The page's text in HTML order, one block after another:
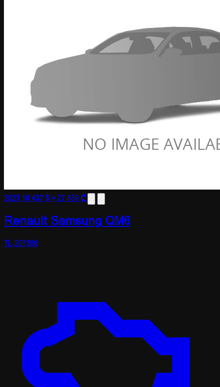
2023 10 437 $≈ 27 839 ₾
Renault Samsung QM6
TL-207366